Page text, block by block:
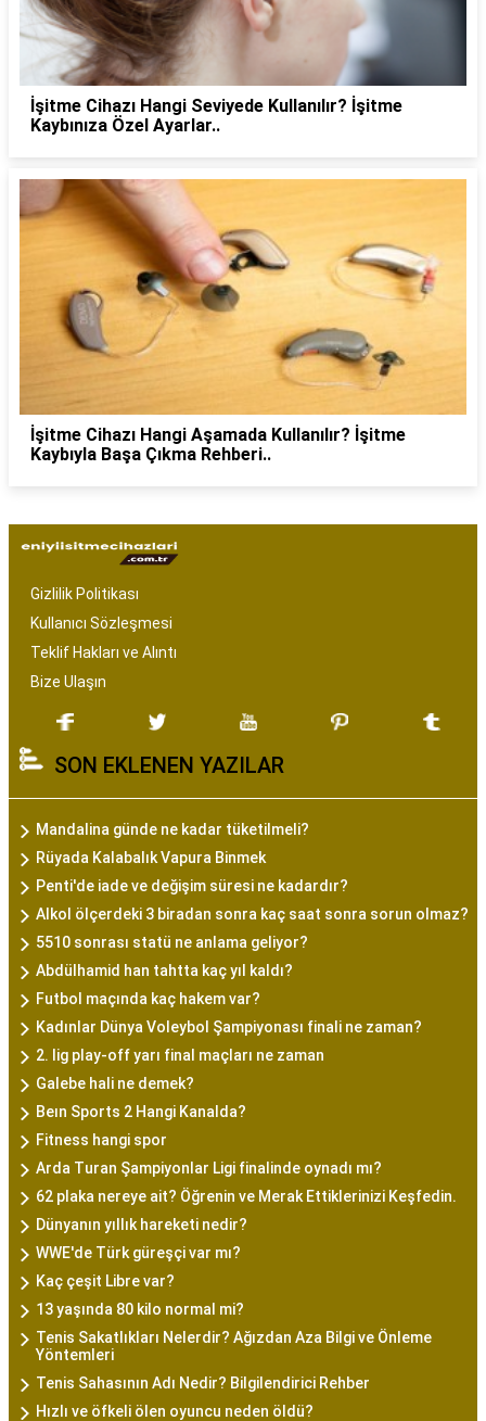
İşitme Cihazı Hangi Seviyede Kullanılır? İşitme
Kaybınıza Özel Ayarlar..
İşitme Cihazı Hangi Aşamada Kullanılır? İşitme
Kaybıyla Başa Çıkma Rehberi..
Gizlilik Politikası
Kullanıcı Sözleşmesi
Teklif Hakları ve Alıntı
Bize Ulaşın
SON EKLENEN YAZILAR
Mandalina günde ne kadar tüketilmeli?
Rüyada Kalabalık Vapura Binmek
Penti'de iade ve değişim süresi ne kadardır?
Alkol ölçerdeki 3 biradan sonra kaç saat sonra sorun olmaz?
5510 sonrası statü ne anlama geliyor?
Abdülhamid han tahtta kaç yıl kaldı?
Futbol maçında kaç hakem var?
Kadınlar Dünya Voleybol Şampiyonası finali ne zaman?
2. lig play-off yarı final maçları ne zaman
Galebe hali ne demek?
Beın Sports 2 Hangi Kanalda?
Fitness hangi spor
Arda Turan Şampiyonlar Ligi finalinde oynadı mı?
62 plaka nereye ait? Öğrenin ve Merak Ettiklerinizi Keşfedin.
Dünyanın yıllık hareketi nedir?
WWE'de Türk güreşçi var mı?
Kaç çeşit Libre var?
13 yaşında 80 kilo normal mi?
Tenis Sakatlıkları Nelerdir? Ağızdan Aza Bilgi ve Önleme
Yöntemleri
Tenis Sahasının Adı Nedir? Bilgilendirici Rehber
Hızlı ve öfkeli ölen oyuncu neden öldü?